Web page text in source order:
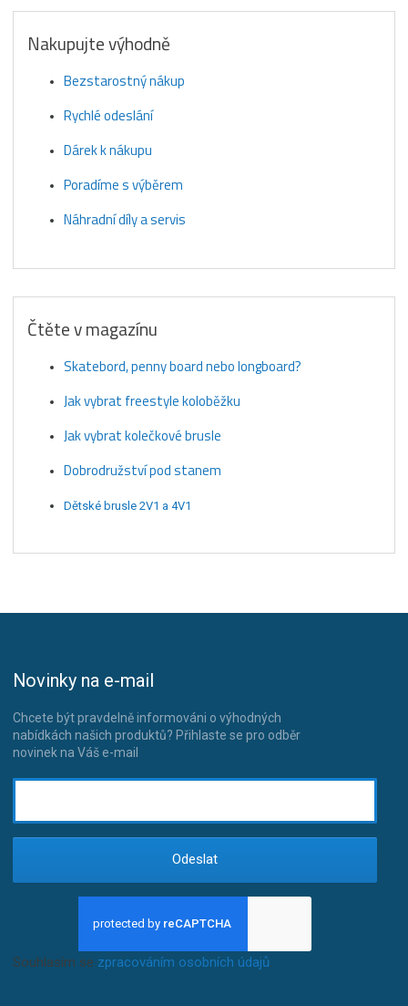
Nakupujte výhodně
Bezstarostný nákup
Rychlé odeslání
Dárek k nákupu
Poradíme s výběrem
Náhradní díly a servis
Čtěte v magazínu
Skatebord, penny board nebo longboard?
Jak vybrat freestyle koloběžku
Jak vybrat kolečkové brusle
Dobrodružství pod stanem
Dětské brusle 2V1 a 4V1
Novinky na e-mail
Chcete být pravdelně informováni o výhodných
nabídkách našich produktů? Přihlaste se pro odběr
novinek na Váš e-mail
Odeslat
Souhlasím se zpracováním osobních údajů